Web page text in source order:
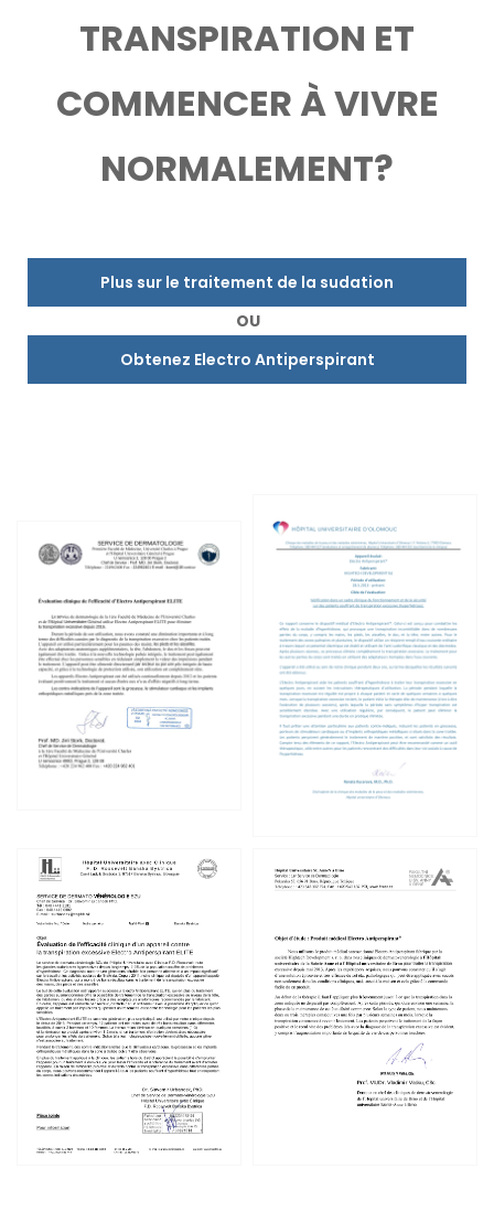
TRANSPIRATION ET
COMMENCER À VIVRE
NORMALEMENT?
Plus sur le traitement de la sudation
OU
Obtenez Electro Antiperspirant